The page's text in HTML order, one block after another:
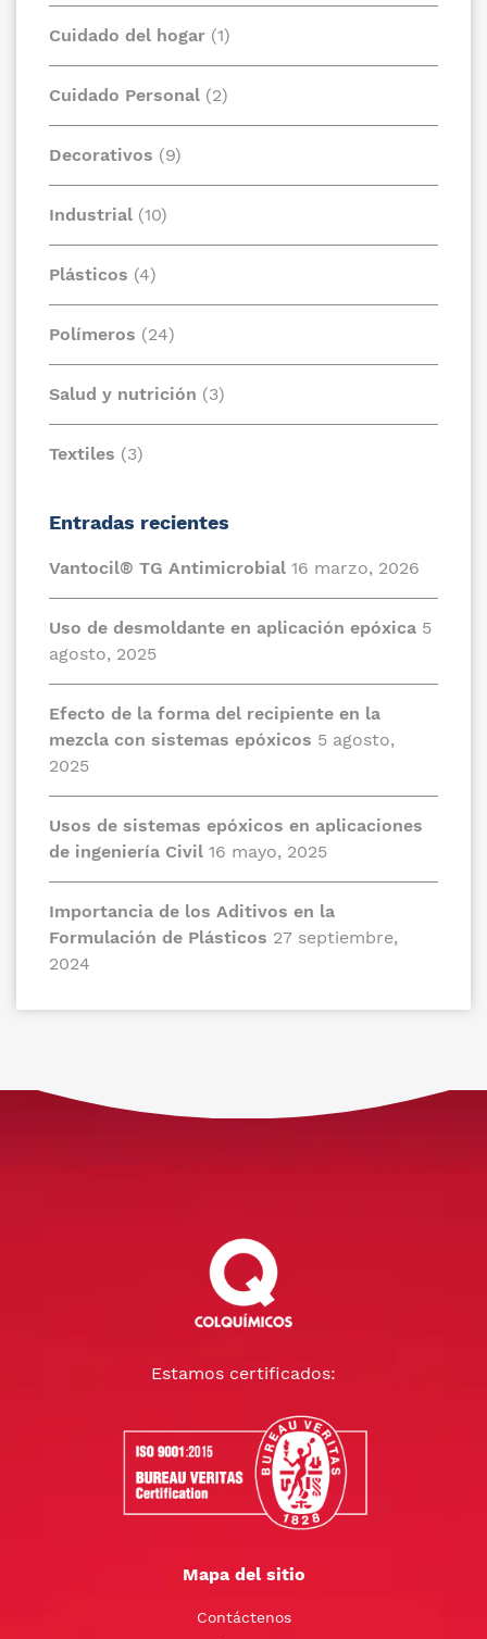
Cuidado del hogar (1)
Cuidado Personal (2)
Decorativos (9)
Industrial (10)
Plásticos (4)
Polímeros (24)
Salud y nutrición (3)
Textiles (3)
Entradas recientes
Vantocil® TG Antimicrobial 16 marzo, 2026
Uso de desmoldante en aplicación epóxica 5
agosto, 2025
Efecto de la forma del recipiente en la
mezcla con sistemas epóxicos 5 agosto,
2025
Usos de sistemas epóxicos en aplicaciones
de ingeniería Civil 16 mayo, 2025
Importancia de los Aditivos en la
Formulación de Plásticos 27 septiembre,
2024
Estamos certificados:
Mapa del sitio
Contáctenos